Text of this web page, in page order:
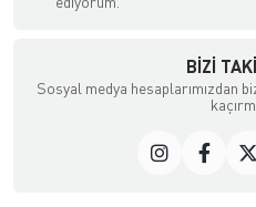
BIZI
Sosyal medya hesaplarımızdan